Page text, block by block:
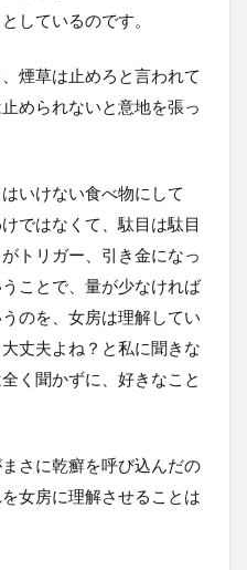
しているのです。
煙草は止めろと言われて
められないと意地を張っ
いけない食べ物にして
ではなくて、駄目は駄目
トリガー、引き金になっ
ことで、量が少なければ
のを、女房は理解してい
丈夫よね？と私に聞きな
く聞かずに、好きなこと
さに乾癬を呼び込んだの
女房に理解させることは